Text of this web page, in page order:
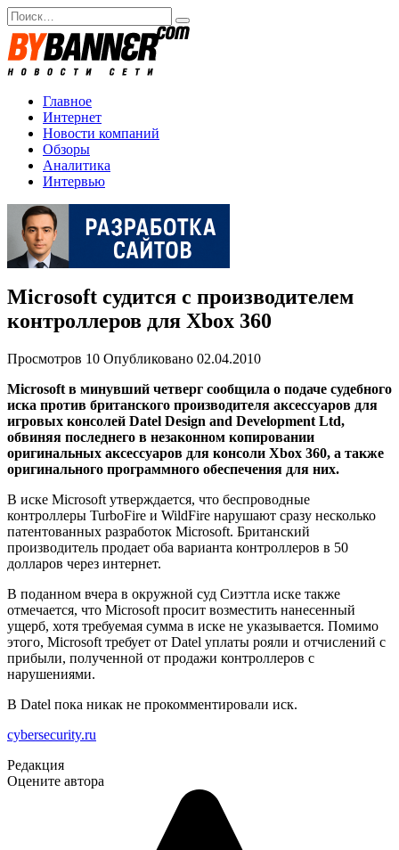
Перейти
к
содержанию
Search
for:
Главное
Интернет
Новости компаний
Обзоры
Аналитика
Интервью
Microsoft судится с производителем
контроллеров для Xbox 360
Просмотров 10 Опубликовано 02.04.2010
Microsoft в минувший четверг сообщила о подаче судебного
иска против британского производителя аксессуаров для
игровых консолей Datel Design and Development Ltd,
обвиняя последнего в незаконном копировании
оригинальных аксессуаров для консоли Xbox 360, а также
оригинального программного обеспечения для них.
В иске Microsoft утверждается, что беспроводные
контроллеры TurboFire и WildFire нарушают сразу несколько
патентованных разработок Microsoft. Британский
производитель продает оба варианта контроллеров в 50
долларов через интернет.
В поданном вчера в окружной суд Сиэттла иске также
отмечается, что Microsoft просит возместить нанесенный
ущерб, хотя требуемая сумма в иске не указывается. Помимо
этого, Microsoft требует от Datel уплаты рояли и отчислений с
прибыли, полученной от продажи контроллеров с
нарушениями.
В Datel пока никак не прокомментировали иск.
cybersecurity.ru
Редакция
Оцените автора